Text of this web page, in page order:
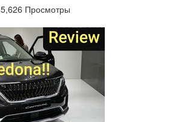
5,626 Просмотры